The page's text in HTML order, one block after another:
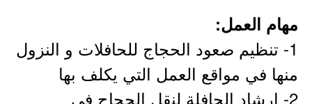
مهام العمل:
1- تنظيم صعود الحجاج للحافلات و النزول
منها في مواقع العمل التي يكلف بها
2- ارشاد الحافلة لنقل الحجاج في